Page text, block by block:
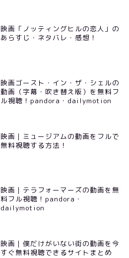
映画「ノッティングヒルの恋人」の
あらすじ・ネタバレ・感想！
映画ゴースト・イン・ザ・シェルの
動画（字幕・吹き替え版）を無料フ
ル視聴！pandora・dailymotion
映画｜ミュージアムの動画をフルで
無料視聴する方法！
映画｜テラフォーマーズの動画を無
料フル視聴！pandora・
dailymotion
映画｜僕だけがいない街の動画を今
すぐ無料視聴できるサイトまとめ